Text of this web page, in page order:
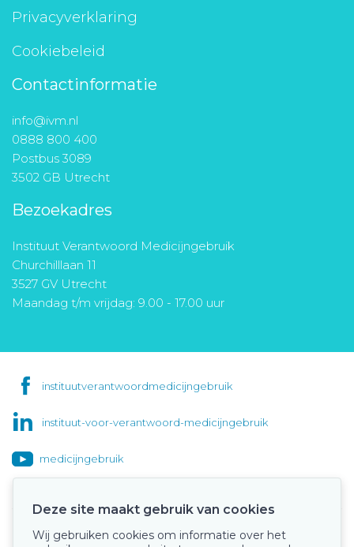
Privacyverklaring
Cookiebeleid
Contactinformatie
info@ivm.nl
0888 800 400
Postbus 3089
3502 GB Utrecht
Bezoekadres
Instituut Verantwoord Medicijngebruik
Churchilllaan 11
3527 GV Utrecht
Maandag t/m vrijdag: 9.00 - 17.00 uur
instituutverantwoordmedicijngebruik
instituut-voor-verantwoord-medicijngebruik
medicijngebruik
Onze keurmerken
Deze site maakt gebruik van cookies
Wij gebruiken cookies om informatie over het